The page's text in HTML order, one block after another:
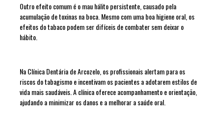
Outro efeito comum é o mau hálito persistente, causado pela
acumulação de toxinas na boca. Mesmo com uma boa higiene oral, os
efeitos do tabaco podem ser difíceis de combater sem deixar o
hábito.
Na Clínica Dentária de Arcozelo, os profissionais alertam para os
riscos do tabagismo e incentivam os pacientes a adotarem estilos de
vida mais saudáveis. A clínica oferece acompanhamento e orientação,
ajudando a minimizar os danos e a melhorar a saúde oral.